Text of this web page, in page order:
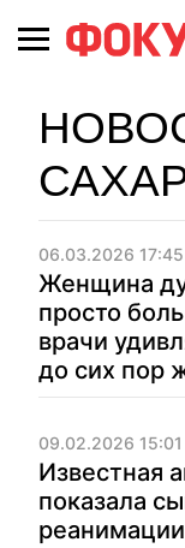
06.03.2026 17:45
Женщина
просто
врачи
до сих пор
09.02.2026 15:01
Известная
показала